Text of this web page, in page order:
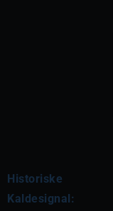
Historiske
Kaldesignal: